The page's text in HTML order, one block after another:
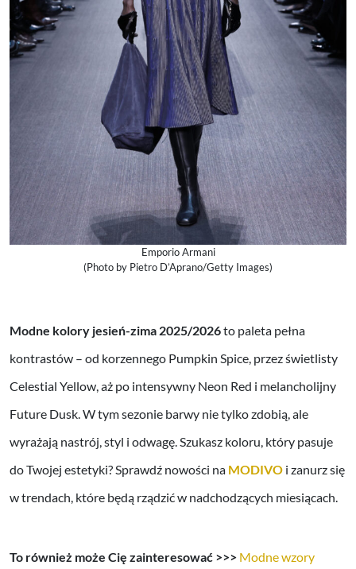
Emporio Armani
(Photo by Pietro D’Aprano/Getty Images)
Modne kolory jesień-zima 2025/2026to paleta pełna
kontrastów – od korzennego Pumpkin Spice, przez świetlisty
Celestial Yellow, aż po intensywny Neon Red i melancholijny
Future Dusk. W tym sezonie barwy nie tylko zdobią, ale
wyrażają nastrój, styl i odwagę. Szukasz koloru, który pasuje
do Twojej estetyki? Sprawdź nowości na MODIVO i zanurz się
w trendach, które będą rządzić w nadchodzących miesiącach.
To również może Cię zainteresować >>> Modne wzory